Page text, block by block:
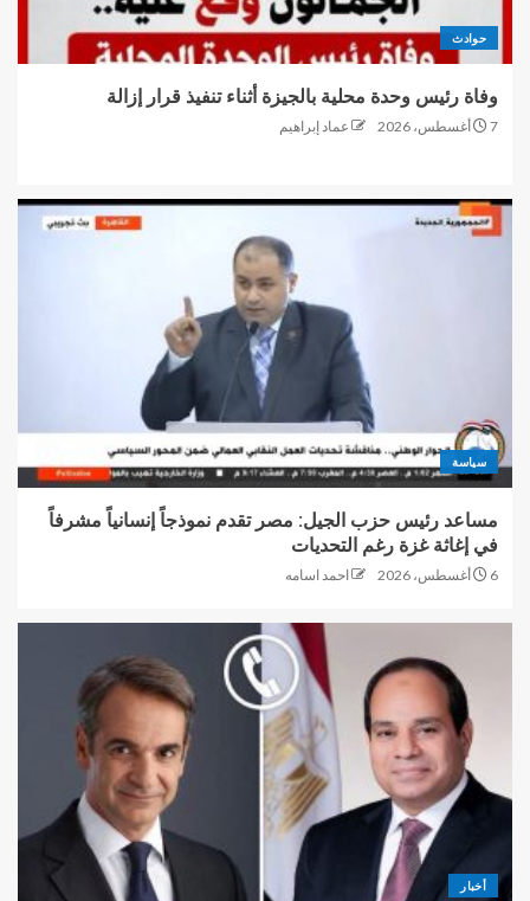
حوادث
وفاة رئيس وحدة محلية بالجيزة أثناء تنفيذ قرار إزالة
7 أغسطس، 2026 عماد إبراهيم
سياسة
مساعد رئيس حزب الجيل: مصر تقدم نموذجاً إنسانياً مشرفاً
في إغاثة غزة رغم التحديات
6 أغسطس، 2026 احمد اسامه
أخبار